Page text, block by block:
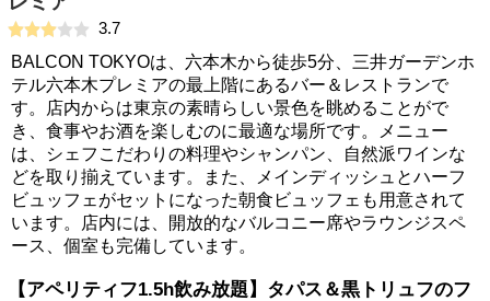
3.7
BALCON TOKYOは、六本木から徒歩5分、三井ガーデンホ
テル六本木プレミアの最上階にあるバー＆レストランで
す。店内からは東京の素晴らしい景色を眺めることがで
き、食事やお酒を楽しむのに最適な場所です。メニュー
は、シェフこだわりの料理やシャンパン、自然派ワインな
どを取り揃えています。また、メインディッシュとハーフ
ビュッフェがセットになった朝食ビュッフェも用意されて
います。店内には、開放的なバルコニー席やラウンジスペ
ース、個室も完備しています。
【アペリティフ1.5h飲み放題】タパス＆黒トリュフのフ